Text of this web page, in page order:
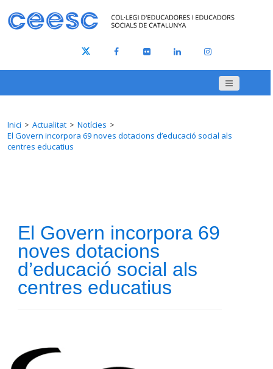
Inici Actualitat
Notícies
El Govern incorpora 69 noves dotacions d’educació social als
centres educatius
El Govern incorpora 69
noves dotacions
d’educació social als
centres educatius